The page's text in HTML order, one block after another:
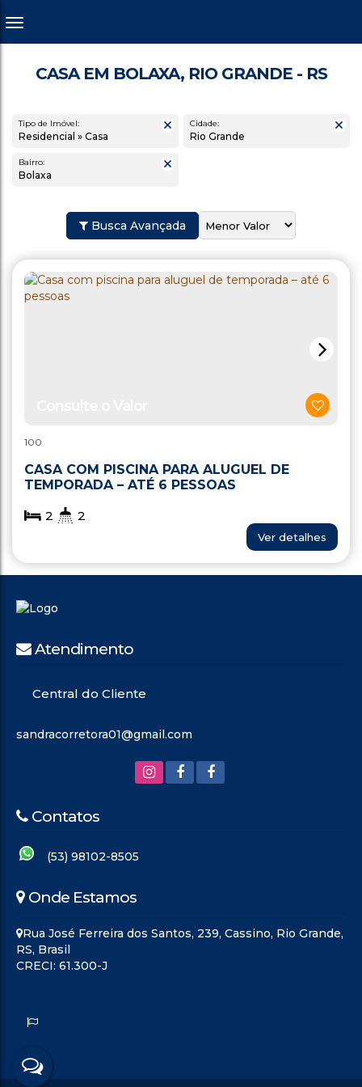
CASA EM BOLAXA, RIO GRANDE - RS
Tipo de Imóvel:
Residencial » Casa
Cidade:
Rio Grande
Bairro:
Bolaxa
Busca Avançada
CASA COM PISCINA PARA ALUGUEL DE
TEMPORADA – ATÉ 6 PESSOAS
100
2 2
Ver detalhes
Atendimento
Central do Cliente
sandracorretora01@gmail.com
Contatos
(53) 98102-8505
Onde Estamos
Rua José Ferreira dos Santos, 239, Cassino, Rio Grande,
RS, Brasil
CRECI: 61.300-J